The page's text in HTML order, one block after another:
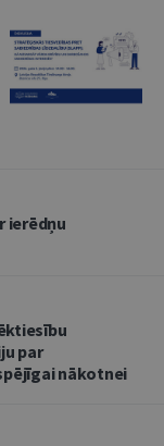
ierēdņu
par
nākotnei